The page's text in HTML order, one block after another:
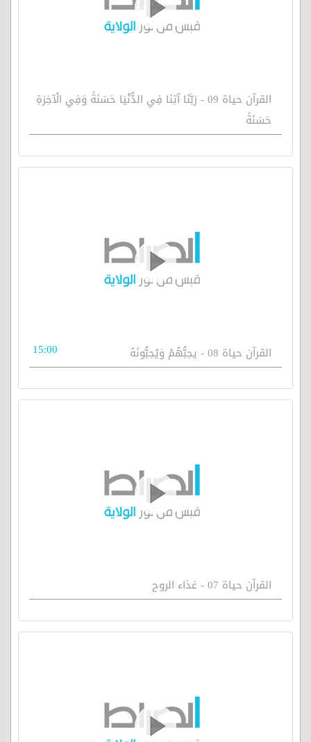
القرآن حياة 09 - رَبَّنَا آتِنَا فِي الدُّنْيَا حَسَنَةً وَفِي الْآخِرَةِ
حَسَنَةً
القرآن حياة 08 - يحِبُّهُمْ وَيُحِبُّونَهُ 15:00
القرآن حياة 07 - غذاء الروح